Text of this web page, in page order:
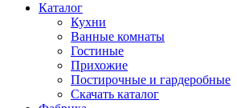
Каталог
Кухни
Ванные комнаты
Гостиные
Прихожие
Постирочные и гардеробные
Скачать каталог